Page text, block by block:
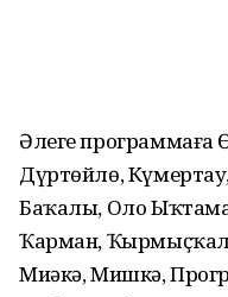
Әлеге программаға
Дүртөйлө,
Баҡалы, Оло
Ҡарман,
Миәкә, Мишкә,